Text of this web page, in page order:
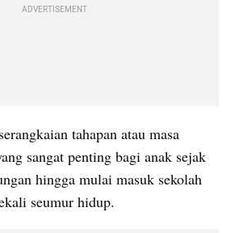
ADVERTISEMENT
tahapan atau masa
sangat penting bagi anak sejak
hingga mulai masuk sekolah
seumur hidup.